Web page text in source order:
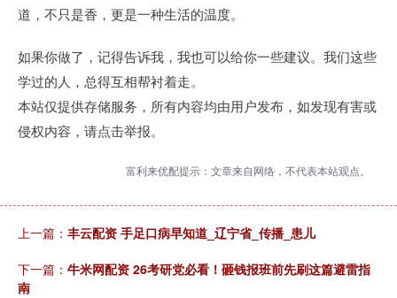
道，不只是香，更是一种生活的温度。
如果你做了，记得告诉我，我也可以给你一些建议。我们这些
学过的人，总得互相帮衬着走。
本站仅提供存储服务，所有内容均由用户发布，如发现有害或
侵权内容，请点击举报。
富利来优配提示：文章来自网络，不代表本站观点。
上一篇： 丰云配资 手足口病早知道_辽宁省_传播_患儿
下一篇： 牛米网配资 26考研党必看！砸钱报班前先刷这篇避雷指
南